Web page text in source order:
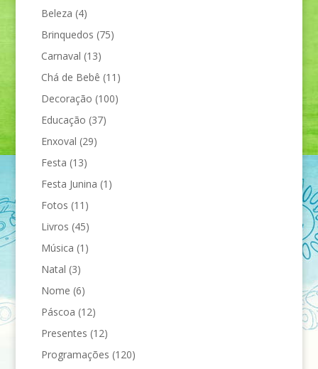
Beleza (4)
Brinquedos (75)
Carnaval (13)
Chá de Bebê (11)
Decoração (100)
Educação (37)
Enxoval (29)
Festa (13)
Festa Junina (1)
Fotos (11)
Livros (45)
Música (1)
Natal (3)
Nome (6)
Páscoa (12)
Presentes (12)
Programações (120)